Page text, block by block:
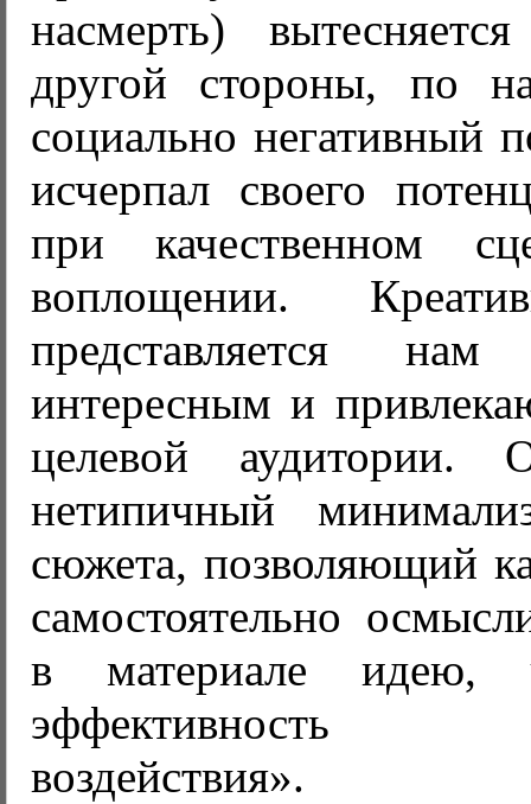
насмерть)
другой стороны, по
социально негативный
исчерпал своего
при качественном
воплощении.
представляется
интересным и
целевой аудитории.
нетипичный
сюжета, позволяющий
самостоятельно
в материале идею,
эффективность
воздействия».